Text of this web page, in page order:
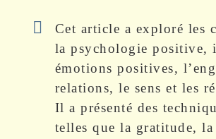
Cet article a exploré les
la psychologie positive,
émotions positives,
relations, le sens et les
Il a présenté des
telles que la gratitude,